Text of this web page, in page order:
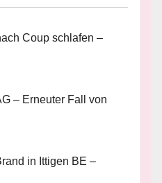
Coup schlafen –
– Erneuter Fall von
in Ittigen BE –